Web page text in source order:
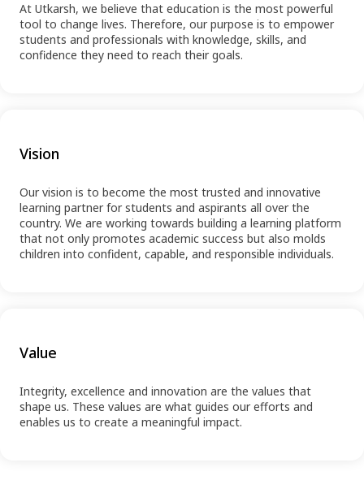
At Utkarsh, we believe that education is the most powerful
tool to change lives. Therefore, our purpose is to empower
students and professionals with knowledge, skills, and
confidence they need to reach their goals.
Vision
Our vision is to become the most trusted and innovative
learning partner for students and aspirants all over the
country. We are working towards building a learning platform
that not only promotes academic success but also molds
children into confident, capable, and responsible individuals.
Value
Integrity, excellence and innovation are the values that
shape us. These values are what guides our efforts and
enables us to create a meaningful impact.